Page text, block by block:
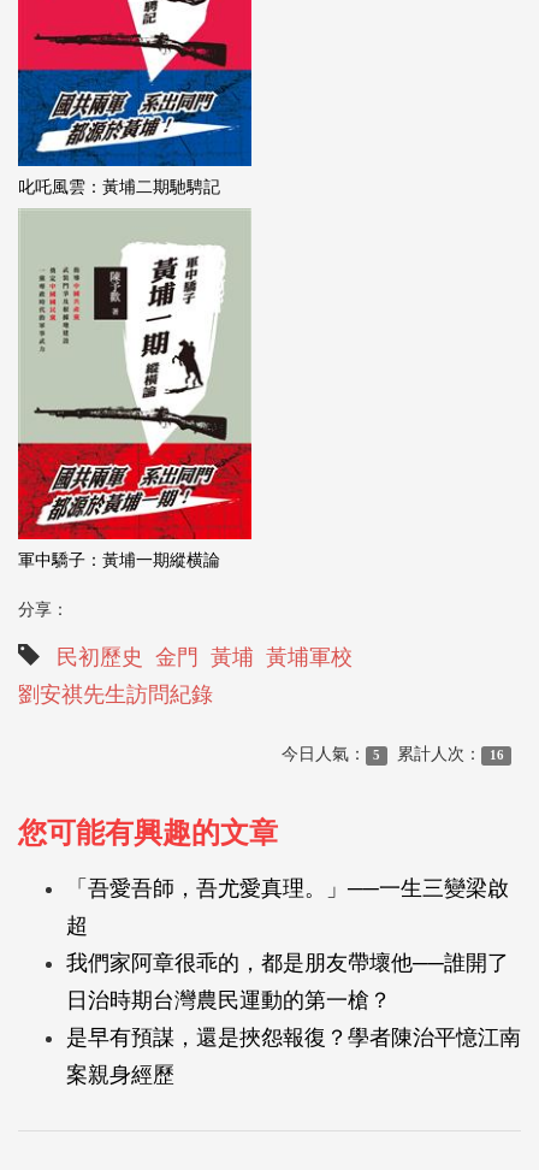
叱吒風雲：黃埔二期馳騁記
軍中驕子：黃埔一期縱横論
分享：
民初歷史 金門 黃埔 黃埔軍校
劉安祺先生訪問紀錄
今日人氣： 5 累計人次： 16
您可能有興趣的文章
「吾愛吾師，吾尤愛真理。」──一生三變梁啟
超
我們家阿章很乖的，都是朋友帶壞他──誰開了
日治時期台灣農民運動的第一槍？
是早有預謀，還是挾怨報復？學者陳治平憶江南
案親身經歷